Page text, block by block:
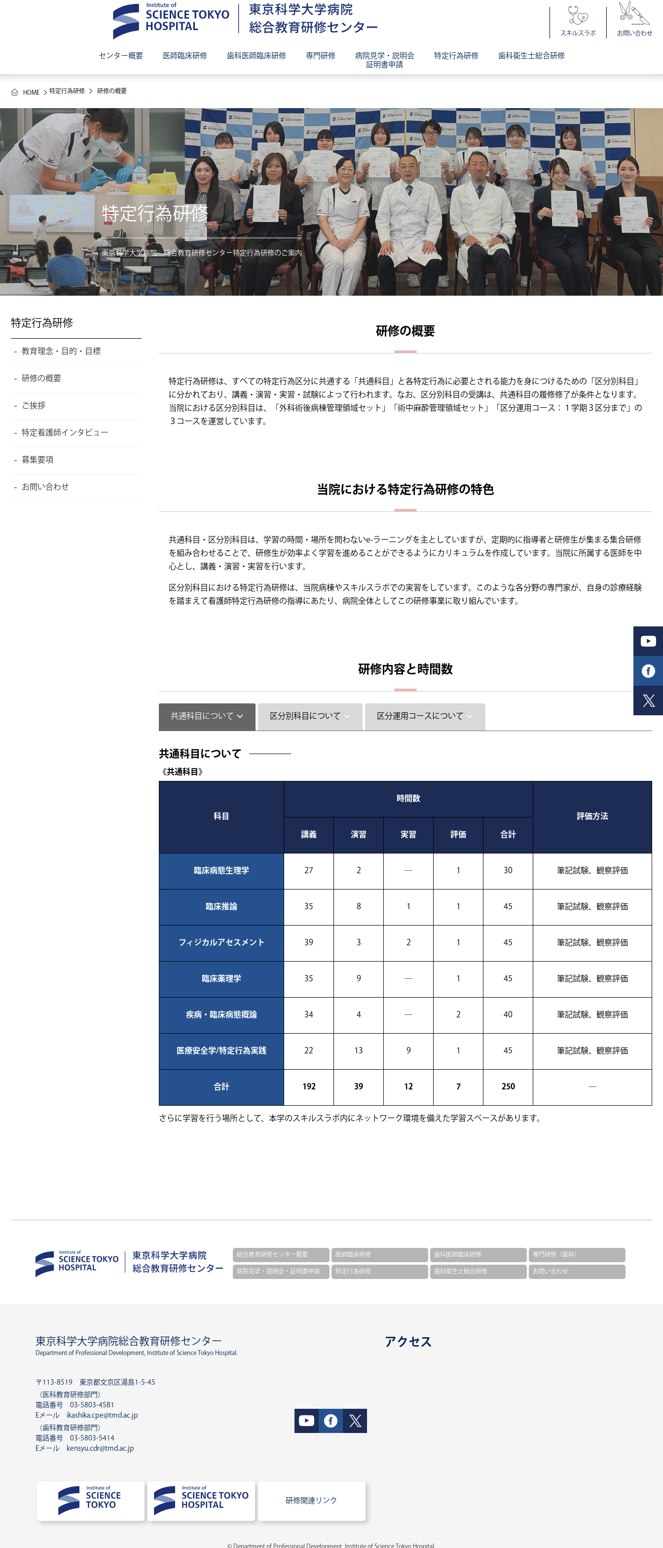
センター概要
総合教育研修センターについて ご挨拶・スタッフ紹介
医師臨床研修
理念・目標・特色 プログラム概要
（プログラムⅠ・Ⅱ・広域連携型・周産期）
プログラム概要（基礎研究医プログラム）
教育・研修指導体制
協力病院一覧
研修環境・処遇
採用案内（募集要項）
先輩医師インタビュー
最優秀研修医賞
歯科医師臨床研修
理念・特徴・研修管理委員長挨拶
プログラム概要
研修指導体制・管理運営体制
協力型臨床研修施設・研修協力施設について
研修環境・処遇
採用案内（募集要項）
先輩歯科医インタビュー
指導歯科医講習会
歯科医師臨床研修問題ＷＧ
専門研修
専門研修プログラム領域別紹介 診療科説明会のお知らせ
病院見学・説明会
証明書申請
病院見学
説明会
証明書申請手続き
特定行為研修
教育理念・目的・目標
研修の概要
ご挨拶
特定看護師インタビュー
募集要項
お問い合わせ
歯科衛生士総合研修
スキルスラボ お問い合わせ
HOME 特定行為研修 研修の概要
特定行為研修
東京科学大学病院 総合教育研修センター特定行為研修のご案内
特定行為研修
教育理念・目的・目標
研修の概要
ご挨拶
特定看護師インタビュー
募集要項
お問い合わせ
研修の概要
特定行為研修は、すべての特定行為区分に共通する「共通科目」と各特定行為に必要とされる能力を身につけるための「区分別科目」
に分かれており、講義・演習・実習・試験によって行われます。なお、区分別科目の受講は、共通科目の履修修了が条件となります。
当院における区分別科目は、「外科術後病棟管理領域セット」「術中麻酔管理領域セット」「区分運用コース：１学期３区分まで」の
３コースを運営しています。
当院における特定行為研修の特色
共通科目・区分別科目は、学習の時間・場所を問わないe-ラーニングを主としていますが、定期的に指導者と研修生が集まる集合研修
を組み合わせることで、研修生が効率よく学習を進めることができるようにカリキュラムを作成しています。当院に所属する医師を中
心とし、講義・演習・実習を行います。
区分別科目における特定行為研修は、当院病棟やスキルスラボでの実習をしています。このような各分野の専門家が、自身の診療経験
を踏まえて看護師特定行為研修の指導にあたり、病院全体としてこの研修事業に取り組んでいます。
研修内容と時間数
共通科目について 区分別科目について 区分運用コースについて
共通科目について
《共通科目》
科目
時間数
評価方法
講義
演習 実習 評価 合計
臨床病態生理学 27 2 ― 1 30 筆記試験、観察評価
臨床推論 35 8 1 1 45 筆記試験、観察評価
フィジカルアセスメント 39 3 2 1 45 筆記試験、観察評価
臨床薬理学 35 9 ― 1 45 筆記試験、観察評価
疾病・臨床病態概論 34 4 ― 2 40 筆記試験、観察評価
医療安全学/特定行為実践 22 13 9 1 45 筆記試験、観察評価
合計 192 39 12 7 250 ―
さらに学習を行う場所として、本学のスキルスラボ内にネットワーク環境を備えた学習スペースがあります。
総合教育研修センター概要 医師臨床研修 歯科医師臨床研修
専門研修（医科）
病院見学・説明会・証明書申請
特定行為研修 歯科衛生士総合研修 お問い合わせ
東京科学大学病院総合教育研修センター
Department of Professional Development, Institute of Science Tokyo Hospital.
〒113-8519 東京都文京区湯島1-5-45
（医科教育研修部門）
電話番号 03-5803-4581
Eメール ikashika.cpe@tmd.ac.jp
（歯科教育研修部門）
電話番号 03-5803-5414
Eメール kensyu.cdr@tmd.ac.jp
研修関連リンク
アクセス